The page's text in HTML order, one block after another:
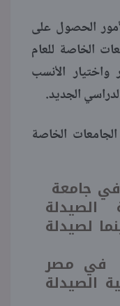
الحصول على
الخاصة للعام
واختيار الأنسب
الجديد.
الخاصة
جامعة
الصيدلة
جنيه، بينما لصيدلة
في مصر
الصيدلة